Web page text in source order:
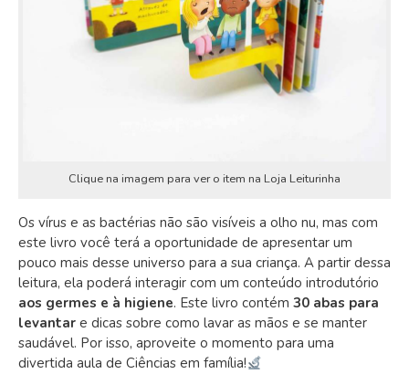
Clique na imagem para ver o item na Loja Leiturinha
Os vírus e as bactérias não são visíveis a olho nu, mas com
este livro você terá a oportunidade de apresentar um
pouco mais desse universo para a sua criança. A partir dessa
leitura, ela poderá interagir com um conteúdo introdutório
aos germes e à higiene. Este livro contém 30 abas para
levantar e dicas sobre como lavar as mãos e se manter
saudável. Por isso, aproveite o momento para uma
divertida aula de Ciências em família!